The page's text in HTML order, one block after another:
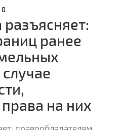
0
ранее
на них